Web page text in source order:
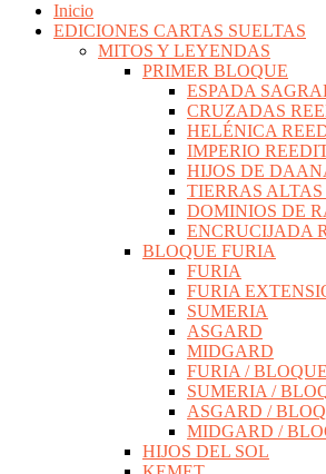
Inicio
EDICIONES CARTAS SUELTAS
MITOS Y LEYENDAS
PRIMER BLOQUE
ESPADA
CRUZADAS
HELÉNICA
IMPERIO
HIJOS DE
TIERRAS
DOMINIOS DE
ENCRUCIJADA
BLOQUE FURIA
FURIA
FURIA
SUMERIA
ASGARD
MIDGARD
FURIA /
SUMERIA /
ASGARD /
MIDGARD /
HIJOS DEL SOL